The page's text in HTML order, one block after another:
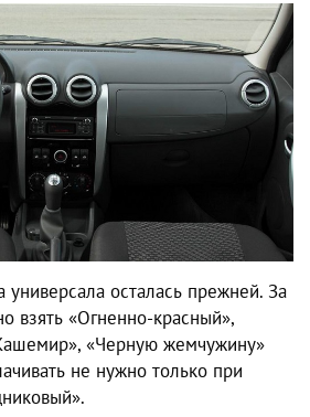
универсала осталась прежней. За
взять «Огненно-красный»,
«Черную жемчужину»
не нужно только при